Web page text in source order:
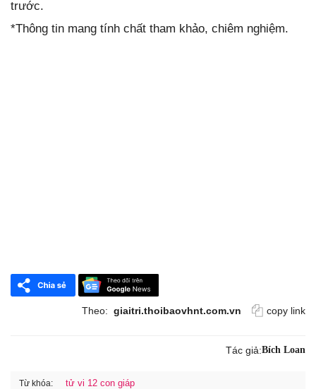
trước.
*Thông tin mang tính chất tham khảo, chiêm nghiệm.
Theo: giaitri.thoibaovhnt.com.vn copy link
Tác giả:Bích Loan
Từ khóa: tử vi 12 con giáp